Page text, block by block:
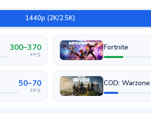
1440p (2K/2.5K)
300–370
FPS
Fortnite
50–70
FPS
COD: Warzone